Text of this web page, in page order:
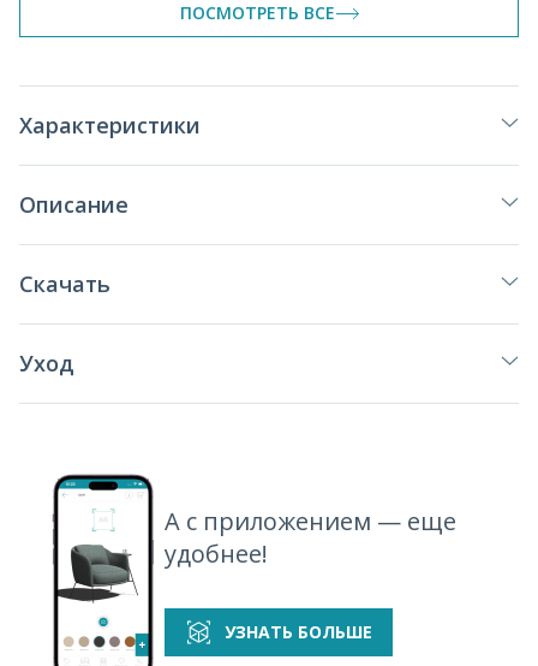
ПОСМОТРЕТЬ ВСЕ
Характеристики
Описание
Скачать
Уход
А с приложением — еще
удобнее!
УЗНАТЬ БОЛЬШЕ